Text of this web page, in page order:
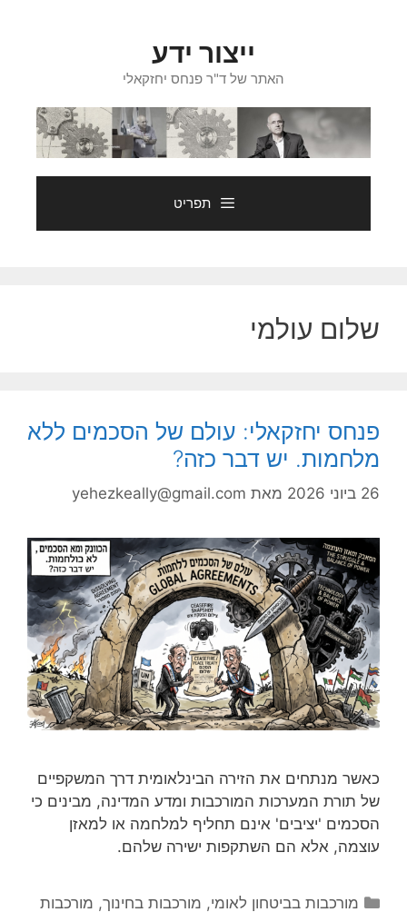
ייצור ידע
האתר של ד"ר פנחס יחזקאלי
תפריט
שלום עולמי
פנחס יחזקאלי: עולם של הסכמים ללא
מלחמות. יש דבר כזה?
26 ביוני 2026 מאת yehezkeally@gmail.com
כאשר מנתחים את הזירה הבינלאומית דרך המשקפיים
של תורת המערכות המורכבות ומדע המדינה, מבינים כי
הסכמים 'יציבים' אינם תחליף למלחמה או למאזן
עוצמה, אלא הם השתקפות ישירה שלהם.
קטגוריות
מורכבות בביטחון לאומי, מורכבות בחינוך, מורכבות